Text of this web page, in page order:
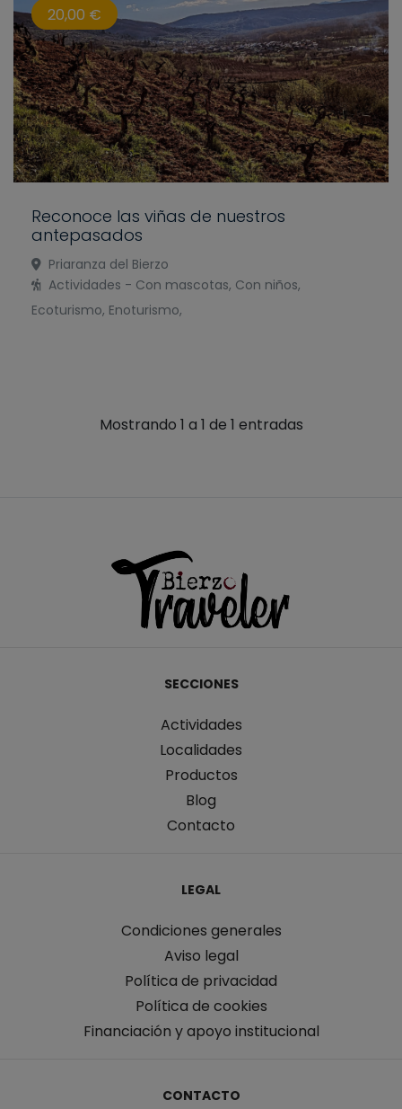
20,00 €
Reconoce las viñas de nuestros
antepasados
Priaranza del Bierzo
Actividades - Con mascotas, Con niños,
Ecoturismo, Enoturismo,
Mostrando 1 a 1 de 1 entradas
SECCIONES
Actividades
Localidades
Productos
Blog
Contacto
LEGAL
Condiciones generales
Aviso legal
Política de privacidad
Política de cookies
Financiación y apoyo institucional
CONTACTO